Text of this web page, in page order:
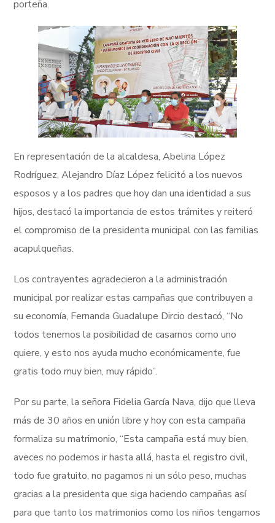
porteña.
En representación de la alcaldesa, Abelina López
Rodríguez, Alejandro Díaz López felicitó a los nuevos
esposos y a los padres que hoy dan una identidad a sus
hijos, destacó la importancia de estos trámites y reiteró
el compromiso de la presidenta municipal con las familias
acapulqueñas.
Los contrayentes agradecieron a la administración
municipal por realizar estas campañas que contribuyen a
su economía, Fernanda Guadalupe Dircio destacó, “No
todos tenemos la posibilidad de casarnos como uno
quiere, y esto nos ayuda mucho económicamente, fue
gratis todo muy bien, muy rápido”.
Por su parte, la señora Fidelia García Nava, dijo que lleva
más de 30 años en unión libre y hoy con esta campaña
formaliza su matrimonio, “Esta campaña está muy bien,
aveces no podemos ir hasta allá, hasta el registro civil,
todo fue gratuito, no pagamos ni un sólo peso, muchas
gracias a la presidenta que siga haciendo campañas así
para que tanto los matrimonios como los niños tengamos